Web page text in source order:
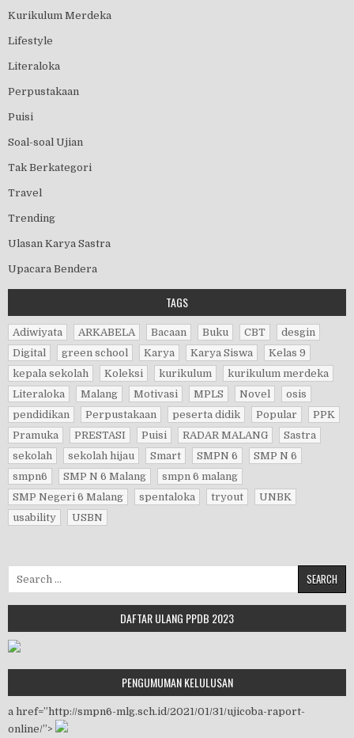
Kurikulum Merdeka
Lifestyle
Literaloka
Perpustakaan
Puisi
Soal-soal Ujian
Tak Berkategori
Travel
Trending
Ulasan Karya Sastra
Upacara Bendera
TAGS
Adiwiyata ARKABELA Bacaan Buku CBT
desgin
Digital
green school Karya Karya Siswa
Kelas 9
kepala sekolah
Koleksi kurikulum
kurikulum merdeka
Literaloka
Malang Motivasi MPLS Novel
osis
pendidikan
Perpustakaan peserta didik Popular
PPK
Pramuka
PRESTASI Puisi RADAR MALANG
Sastra
sekolah
sekolah hijau Smart SMPN 6
SMP N 6
smpn6
SMP N 6 Malang
smpn 6 malang
SMP Negeri 6 Malang
spentaloka tryout
UNBK
usability
USBN
Search for:
DAFTAR ULANG PPDB 2023
PENGUMUMAN KELULUSAN
a href=”http://smpn6-mlg.sch.id/2021/01/31/ujicoba-raport-
online/”>